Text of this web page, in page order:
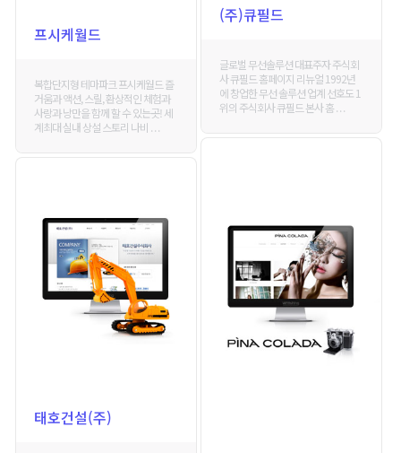
(주)큐필드
글로벌 무선솔루션 대표주자 주식회
사 큐필드 홈페이지 리뉴얼 1992년
에 창업한 무선 솔루션 업계 선호도 1
위의 주식회사 큐필드 본사 홈 . . .
프시케월드
복합단지형 테마파크 프시케월드 즐
거움과 액션, 스릴, 환상적인 체험과
사랑과 낭만을 함께 할 수 있는곳! 세
계최대 실내 상설 스토리 나비 . . .
태호건설(주)